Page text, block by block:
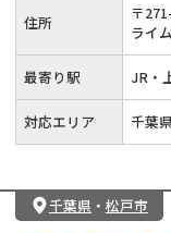
住所 〒271-
ライ
最寄り駅 JR・
対応エリア 千葉県
千葉県 ・ 松戸市